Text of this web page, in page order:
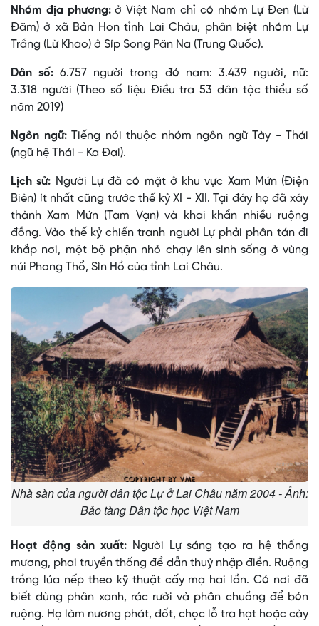
Nhóm địa phương:ở Việt Nam chỉ có nhóm Lự Ðen (Lừ
Ðăm) ở xã Bản Hon tỉnh Lai Châu, phân biệt nhóm Lự
Trắng (Lừ Khao) ở Síp Song Păn Na (Trung Quốc).
Dân số: 6.757 người trong đó nam: 3.439 người, nữ:
3.318 người (Theo số liệu Điều tra 53 dân tộc thiểu số
năm 2019)
Ngôn ngữ: Tiếng nói thuộc nhóm ngôn ngữ Tày - Thái
(ngữ hệ Thái - Ka Ðai).
Lịch sử: Người Lự đã có mặt ở khu vực Xam Mứn (Ðiện
Biên) ít nhất cũng trước thế kỷ XI - XII. Tại đây họ đã xây
thành Xam Mứn (Tam Vạn) và khai khẩn nhiều ruộng
đồng. Vào thế kỷ chiến tranh người Lự phải phân tán đi
khắp nơi, một bộ phận nhỏ chạy lên sinh sống ở vùng
núi Phong Thổ, Sìn Hồ của tỉnh Lai Châu.
Nhà sàn của người dân tộc Lự ở Lai Châu năm 2004 - Ảnh:
Bảo tàng Dân tộc học Việt Nam
Hoạt động sản xuất: Người Lự sáng tạo ra hệ thống
mương, phai truyền thống để dẫn thuỷ nhập điền. Ruộng
trồng lúa nếp theo kỹ thuật cấy mạ hai lần. Có nơi đã
biết dùng phân xanh, rác rưởi và phân chuồng để bón
ruộng. Họ làm nương phát, đốt, chọc lỗ tra hạt hoặc cày